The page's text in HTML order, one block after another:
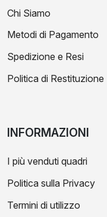
Chi Siamo
Metodi di Pagamento
Spedizione e Resi
Politica di Restituzione
INFORMAZIONI
I più venduti quadri
Politica sulla Privacy
Termini di utilizzo